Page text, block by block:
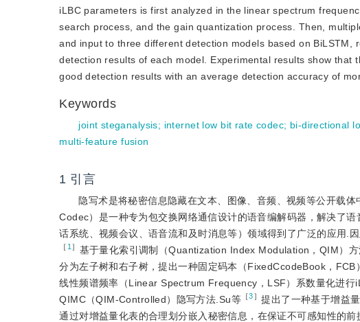
iLBC parameters is first analyzed in the linear spectrum
search process, and the gain quantization process. Then,
and input to three different detection models based on
detection results of each model. Experimental results show
good detection results with an average detection accuracy of
Keywords
joint steganalysis; internet low bit rate codec; bi-directional
multi-feature fusion
1 引言
隐写术是将秘密信息隐藏在文本、图像、音频、视频等公开载
Codec）是一种专为包交换网络通信设计的语音编解码器，解决了
话系统、视频会议、语音流和及时消息等）领域得到了广泛的应用.
［ 1 ］ 基于量化索引调制（Quantization Index Modulation，QIM）
分为左子树和右子树，提出一种固定码本（FixedCcodeBook，
线性频谱频率（Linear Spectrum Frequency，LSF）系数量化进
QIMC（QIM-Controlled）隐写方法.Su等 ［3］提出了一种基于增益
通过对增益量化表的合理划分嵌入秘密信息，在保证不可感知性的